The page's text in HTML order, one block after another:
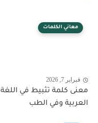
معاني الكلمات
فبراير 7, 2026
معنى كلمة تثبيط في اللغة
العربية وفي الطب